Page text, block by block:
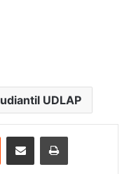
UDLAP
Reddit Share via Email Print